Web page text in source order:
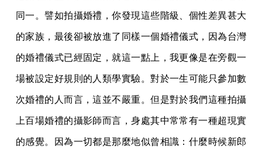
同一。譬如拍攝婚禮，你發現這些階級、個性差異甚大
的家族，最後卻被放進了同樣一個婚禮儀式，因為台灣
的婚禮儀式已經固定，就這一點上，我更像是在旁觀一
場被設定好規則的人類學實驗。對於一生可能只參加數
次婚禮的人而言，這並不嚴重。但是對於我們這種拍攝
上百場婚禮的攝影師而言，身處其中常常有一種超現實
的感覺。因為一切都是那麼地似曾相識：什麼時候新郎